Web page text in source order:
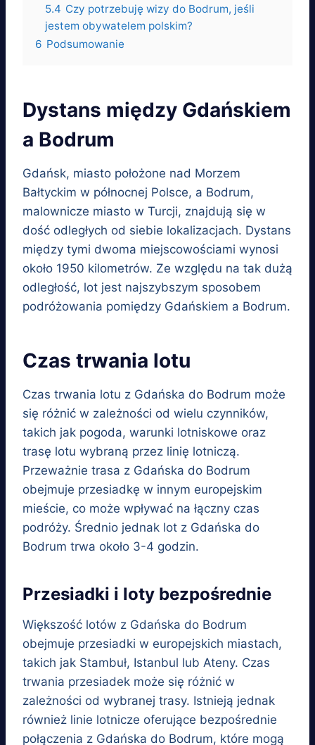
5.4 Czy potrzebuję wizy do Bodrum, jeśli
jestem obywatelem polskim?
6 Podsumowanie
Dystans między Gdańskiem
a Bodrum
Gdańsk, miasto położone nad Morzem
Bałtyckim w północnej Polsce, a Bodrum,
malownicze miasto w Turcji, znajdują się w
dość odległych od siebie lokalizacjach. Dystans
między tymi dwoma miejscowościami wynosi
około 1950 kilometrów. Ze względu na tak dużą
odległość, lot jest najszybszym sposobem
podróżowania pomiędzy Gdańskiem a Bodrum.
Czas trwania lotu
Czas trwania lotu z Gdańska do Bodrum może
się różnić w zależności od wielu czynników,
takich jak pogoda, warunki lotniskowe oraz
trasę lotu wybraną przez linię lotniczą.
Przeważnie trasa z Gdańska do Bodrum
obejmuje przesiadkę w innym europejskim
mieście, co może wpływać na łączny czas
podróży. Średnio jednak lot z Gdańska do
Bodrum trwa około 3-4 godzin.
Przesiadki i loty bezpośrednie
Większość lotów z Gdańska do Bodrum
obejmuje przesiadki w europejskich miastach,
takich jak Stambuł, Istanbul lub Ateny. Czas
trwania przesiadek może się różnić w
zależności od wybranej trasy. Istnieją jednak
również linie lotnicze oferujące bezpośrednie
połączenia z Gdańska do Bodrum, które mogą